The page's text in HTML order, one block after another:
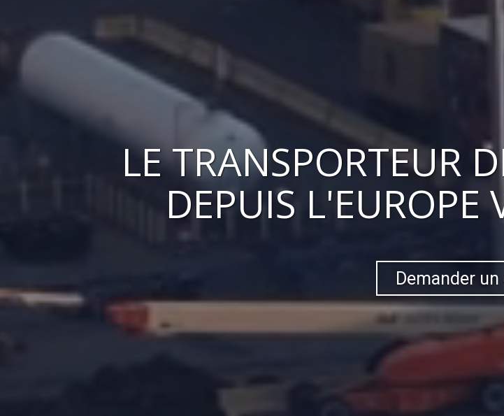
LETRANSPORTEUR
DEPUIS L'EUROPE
Demander un